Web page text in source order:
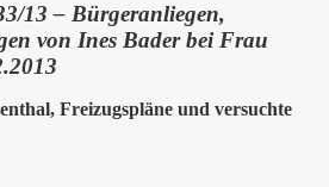
13 – Bürgeranliegen,
von Ines Bader bei Frau
Freizugspläne und versuchte